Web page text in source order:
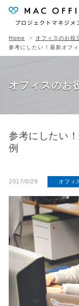
Home
オフィスのお役
参考にしたい！最新オフ
オフィスのお
参考にしたい
例
2017/6/29 オフィ